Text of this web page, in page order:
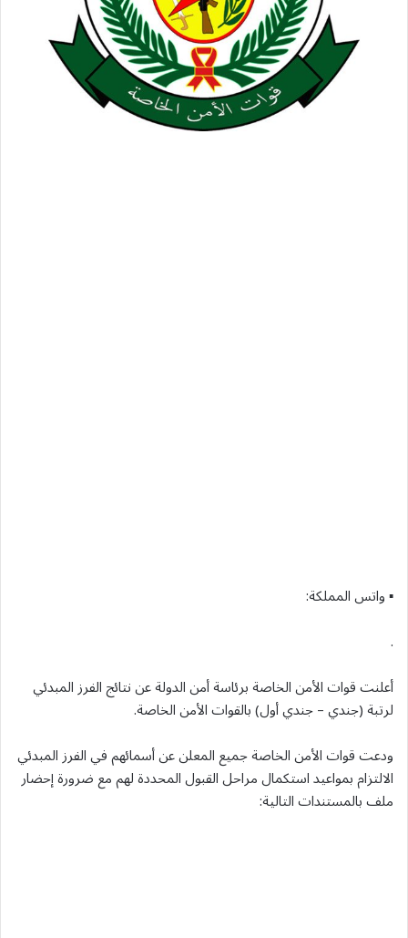
▪︎ واتس المملكة:
.
أعلنت قوات الأمن الخاصة برئاسة أمن الدولة عن نتائج الفرز المبدئي
لرتبة (جندي – جندي أول) بالقوات الأمن الخاصة.
ودعت قوات الأمن الخاصة جميع المعلن عن أسمائهم في الفرز المبدئي
الالتزام بمواعيد استكمال مراحل القبول المحددة لهم مع ضرورة إحضار
ملف بالمستندات التالية: